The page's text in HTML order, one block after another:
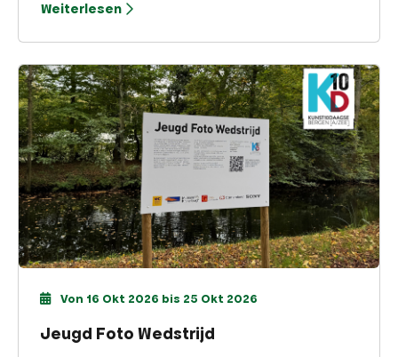
Weiterlesen
Von 16 Okt 2026 bis 25 Okt 2026
Jeugd Foto Wedstrijd